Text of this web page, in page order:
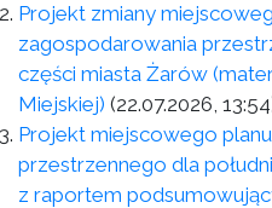
Projekt zmiany
zagospodarowania
części miasta Żarów
Miejskiej) (22.07.2026,
Projekt miejscowego
przestrzennego dla
z raportem